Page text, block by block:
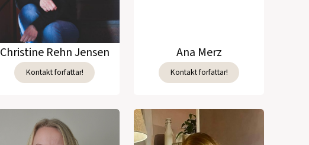
Christine Rehn Jensen
Kontakt forfattar!
Ana Merz
Kontakt forfattar!